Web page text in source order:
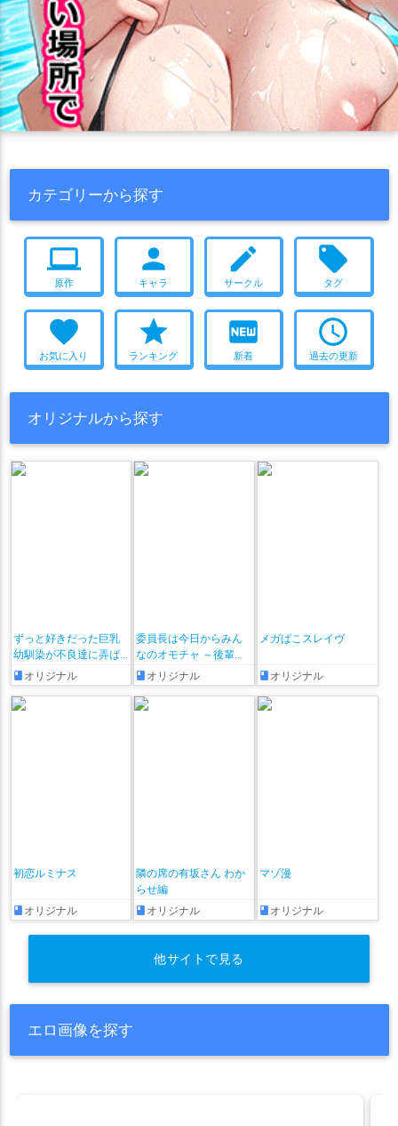
カテゴリーから探す
computer
原作
person
キャラ
create
サークル
local_offer
タグ
favorite
お気に入り
star
ランキング
fiber_new
新着
access_time
過去の更新
オリジナルから探す
ずっと好きだった巨乳
幼馴染が不良達に弄ば
れた七日間 その後
オリジナル
委員長は今日からみん
なのオモチャ ～後輩に
全部晒されちゃう編♡
～ + おまけ漫画♡
オリジナル
メガぱこスレイヴ
オリジナル
初恋ルミナス
オリジナル
隣の席の有坂さん わか
らせ編
オリジナル
マゾ漫
オリジナル
他サイトで見る
エロ画像を探す